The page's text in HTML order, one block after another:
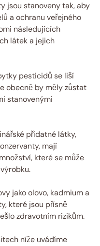
jsou stanoveny tak, aby
a ochranu veřejného
následujících
látek a jejich
pesticidů se liší
obecně by měly zůstat
stanovenými
přídatné látky,
mají
které se může
jako olovo, kadmium a
které jsou přísně
zdravotním rizikům.
níže uvádíme